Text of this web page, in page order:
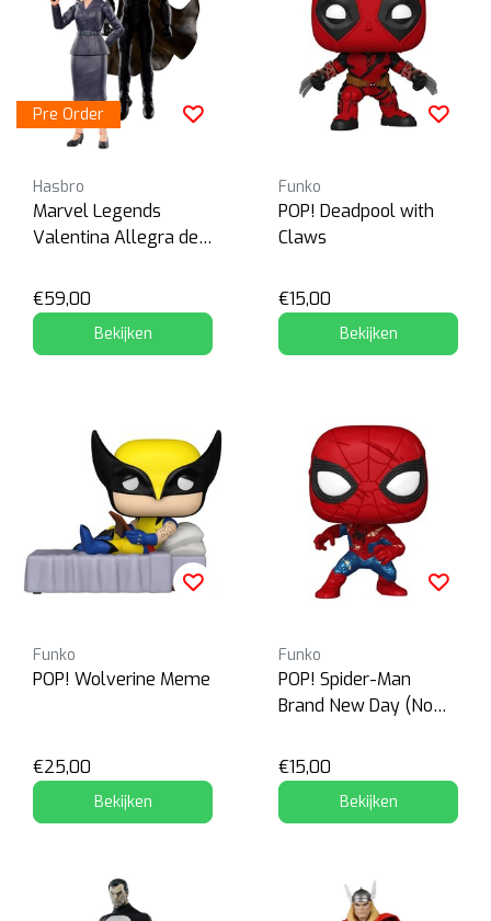
Pre Order
Hasbro
Marvel Legends
Valentina Allegra de
€59,00
Bekijken
Funko
POP! Deadpool with
Claws
€15,00
Bekijken
Funko
POP! Wolverine Meme
€25,00
Bekijken
Funko
POP! Spider-Man
Brand New Day (No
€15,00
Bekijken